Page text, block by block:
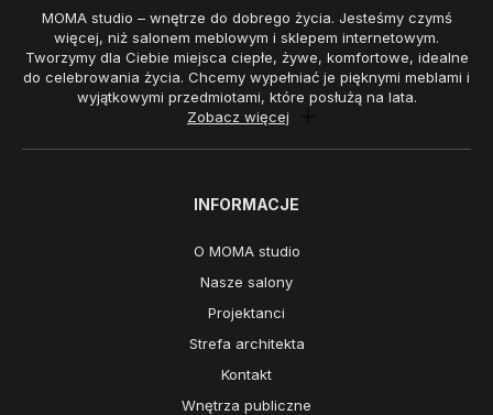
MOMA studio – wnętrze do dobrego życia. Jesteśmy czymś
więcej, niż salonem meblowym i sklepem internetowym.
Tworzymy dla Ciebie miejsca ciepłe, żywe, komfortowe, idealne
do celebrowania życia. Chcemy wypełniać je pięknymi meblami i
wyjątkowymi przedmiotami, które posłużą na lata.
Zobacz więcej
INFORMACJE
O MOMA studio
Nasze salony
Projektanci
Strefa architekta
Kontakt
Wnętrza publiczne